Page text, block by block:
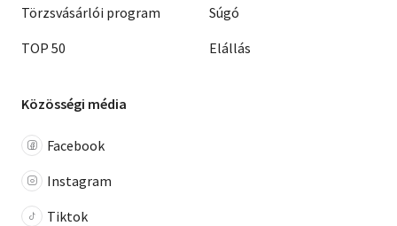
Törzsvásárlói program
TOP 50
Súgó
Elállás
Közösségi média
Facebook
Instagram
Tiktok